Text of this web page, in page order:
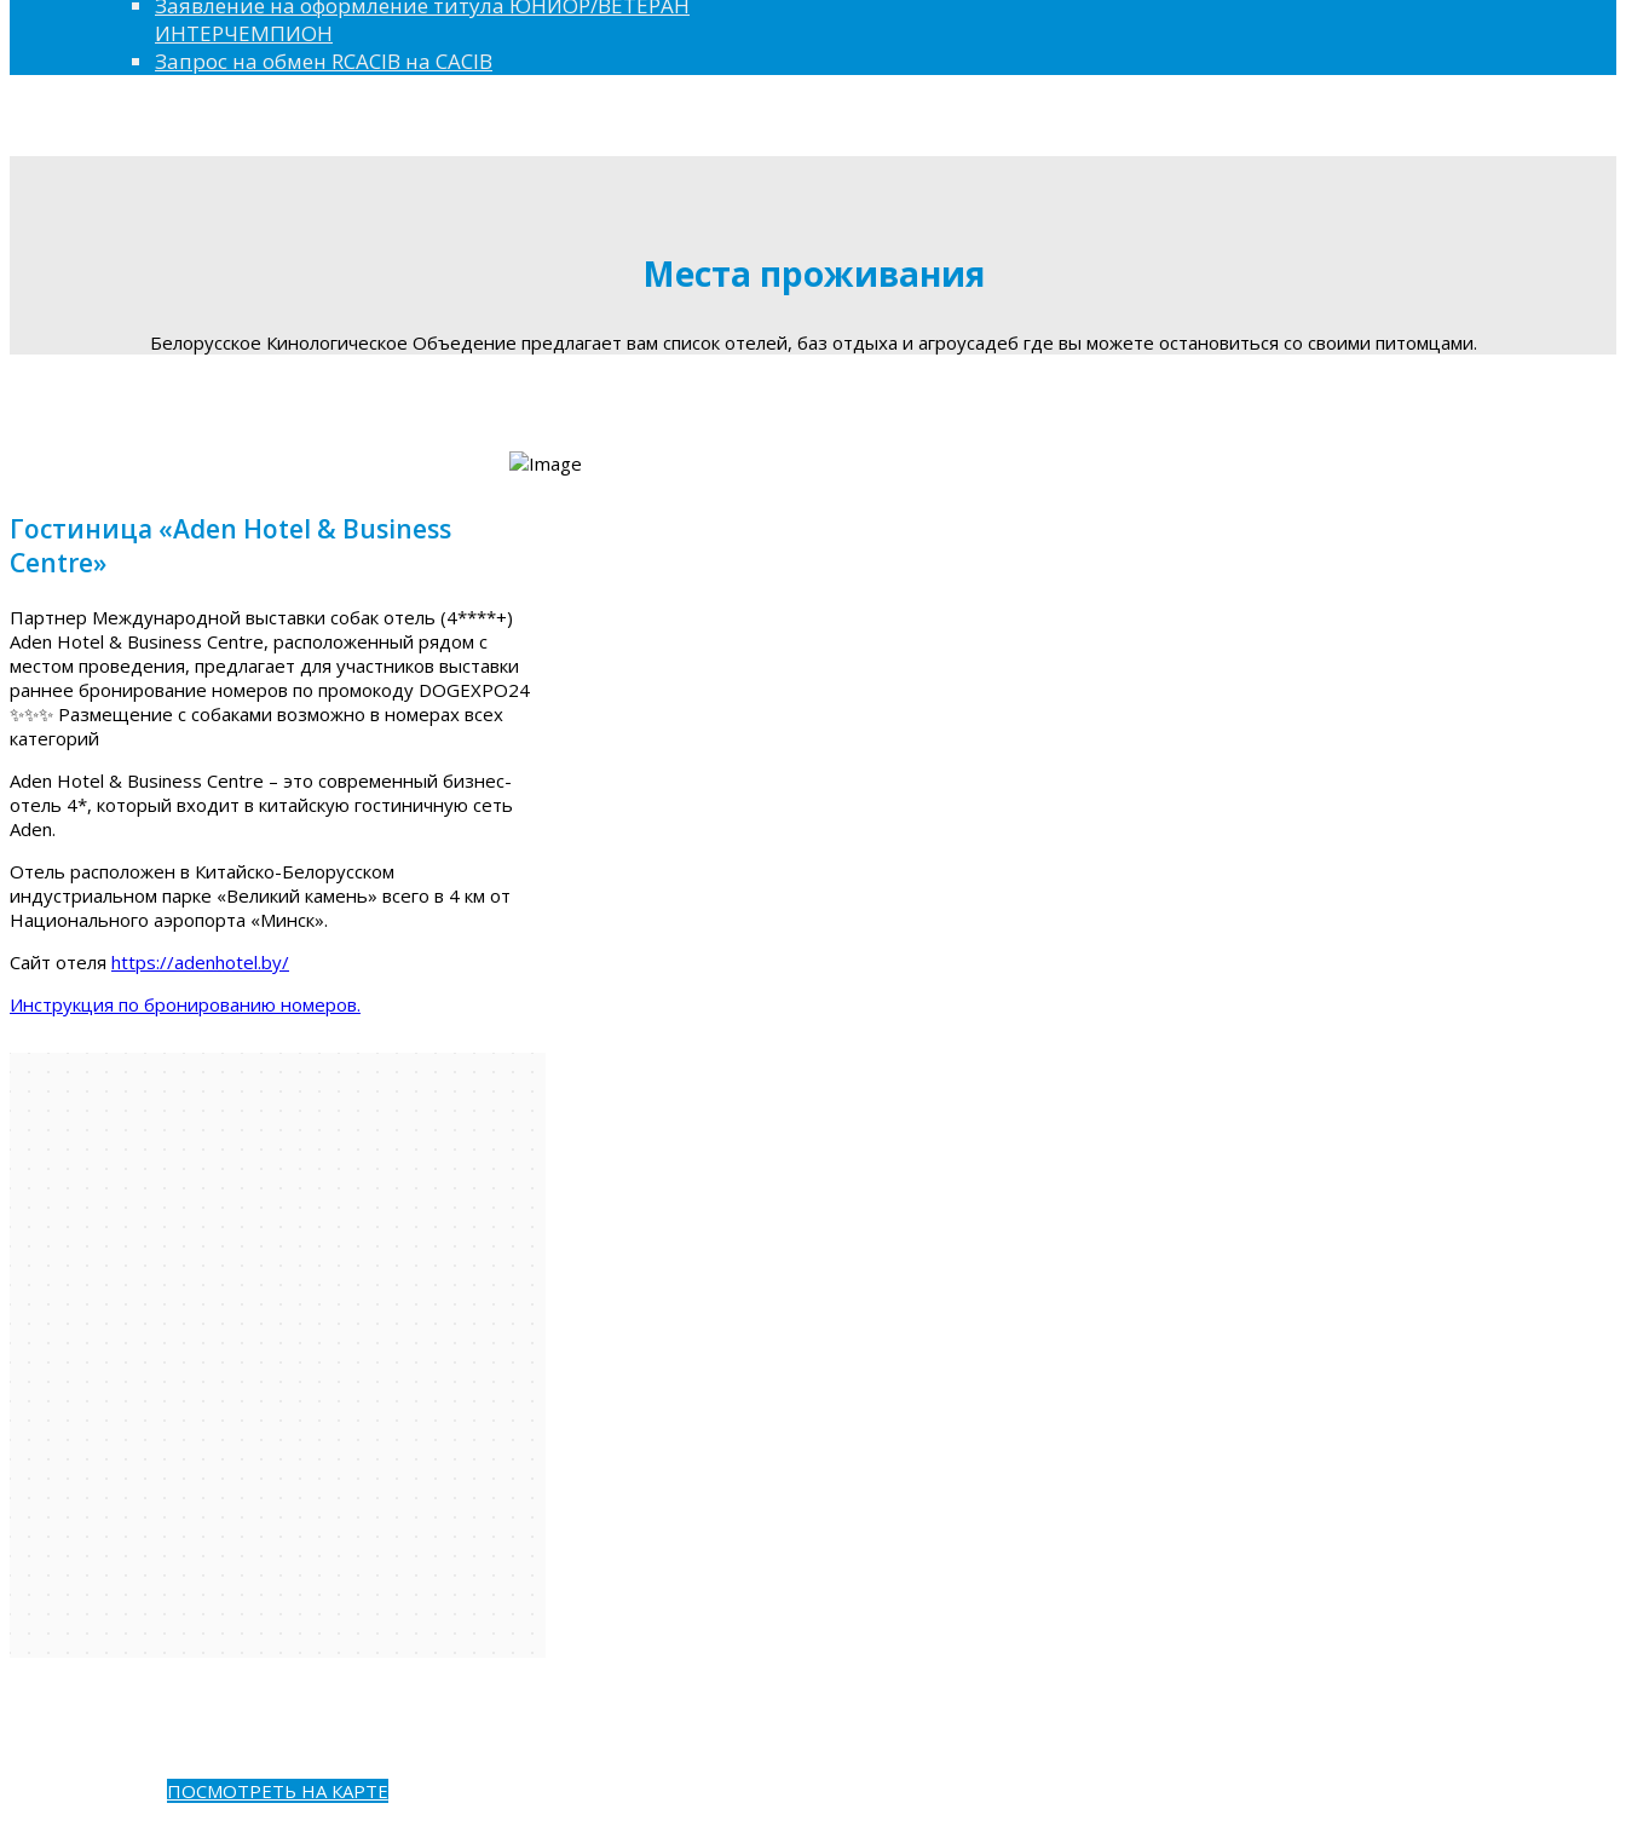
ИНТЕРЧЕМПИОН
Запрос на обмен RCACIB на CACIB
Места проживания
Белорусское Кинологическое Объедение предлагает вам список отелей, баз отдыха и агроусадеб где вы можете остановиться со своими питомцами.
Гостиница «Aden Hotel & Business
Centre»
Партнер Международной выставки собак отель (4****+)
Aden Hotel & Business Centre, расположенный рядом с
местом проведения, предлагает для участников выставки
раннее бронирование номеров по промокоду DOGEXPO24
✨✨✨ Размещение с собаками возможно в номерах всех
категорий
Aden Hotel & Business Centre – это современный бизнес-
отель 4*, который входит в китайскую гостиничную сеть
Aden.
Отель расположен в Китайско-Белорусском
индустриальном парке «Великий камень» всего в 4 км от
Национального аэропорта «Минск».
Сайт отеля https://adenhotel.by/
Инструкция по бронированию номеров.
ПОСМОТРЕТЬ НА КАРТЕ